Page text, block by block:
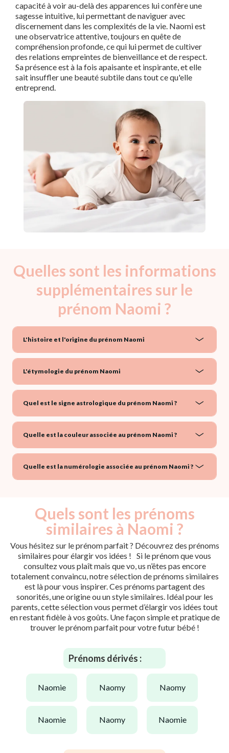
capacité à voir au-delà des apparences lui confère une
sagesse intuitive, lui permettant de naviguer avec
discernement dans les complexités de la vie. Naomi est
une observatrice attentive, toujours en quête de
compréhension profonde, ce qui lui permet de cultiver
des relations empreintes de bienveillance et de respect.
Sa présence est à la fois apaisante et inspirante, et elle
sait insuffler une beauté subtile dans tout ce qu'elle
entreprend.
Quelles sont les informations
supplémentaires sur le
prénom Naomi ?
L'histoire et l'origine du prénom Naomi
L'étymologie du prénom Naomi
Quel est le signe astrologique du prénom Naomi ?
Quelle est la couleur associée au prénom Naomi ?
Quelle est la numérologie associée au prénom Naomi ?
Quels sont les prénoms
similaires à Naomi ?
Vous hésitez sur le prénom parfait ? Découvrez des prénoms
similaires pour élargir vos idées ! Si le prénom que vous
consultez vous plaît mais que vo, us n’êtes pas encore
totalement convaincu, notre sélection de prénoms similaires
est là pour vous inspirer. Ces prénoms partagent des
sonorités, une origine ou un style similaires. Idéal pour les
parents, cette sélection vous permet d’élargir vos idées tout
en restant fidèle à vos goûts. Une façon simple et pratique de
trouver le prénom parfait pour votre futur bébé !
Prénoms dérivés :
naomie naomy naomy
naomie naomy naomie